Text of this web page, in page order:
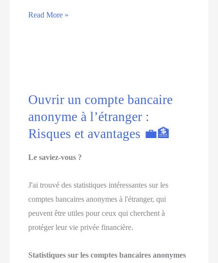
Découvrez
anonyme
à
l’étranger
risquer
sécurité
💼
😱
Obtenez
de
Read More »
Ouvrir un compte bancaire
anonyme à l’étranger :
Risques et avantages 💼🏦
Le saviez-vous ?
J'ai trouvé des statistiques intéressantes sur les
comptes bancaires anonymes à l'étranger, qui
peuvent être utiles pour ceux qui cherchent à
protéger leur vie privée financière.
Statistiques sur les comptes bancaires anonymes